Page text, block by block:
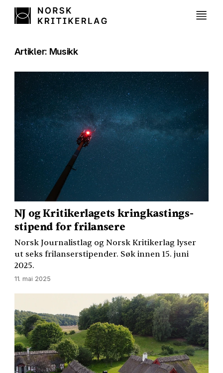
Artikler: Musikk
NJ og Kritikerlagets kringkastings-
stipend for frilansere
Norsk Journalistlag og Norsk Kritikerlag lyser
ut seks frilanserstipender. Søk innen 15. juni
2025.
11. mai 2025